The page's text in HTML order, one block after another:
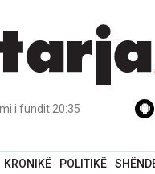
i fundit 20:35
KRONIKË POLITIKË